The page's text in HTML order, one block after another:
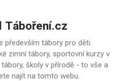
Táboření.cz
především tábory pro děti.
zimní tábory, sportovní kurzy v
školy v přírodě - to vše a
najít na tomto webu.